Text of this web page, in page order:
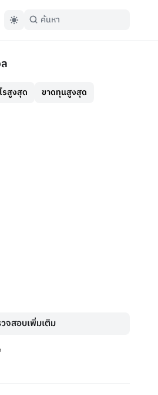
รสูงสุด ขาดทุนสูงสุด
จสอบเพิ่มเติม